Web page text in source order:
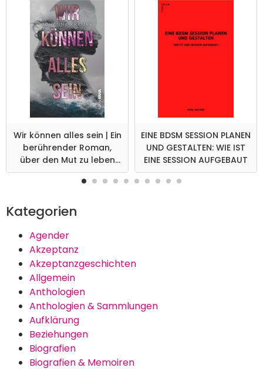
Wir können alles sein | Ein
berührender Roman,
über den Mut zu leben
und zu lieben
EINE BDSM SESSION PLANEN
UND GESTALTEN: WIE IST
EINE SESSION AUFGEBAUT
Kategorien
Agender
Akzeptanz
Akzeptanzgeschichten
Allgemein
Anthologien
Anthologien & Sammlungen
Aufklärung
Beziehungen
Biografien
Biografien & Memoiren